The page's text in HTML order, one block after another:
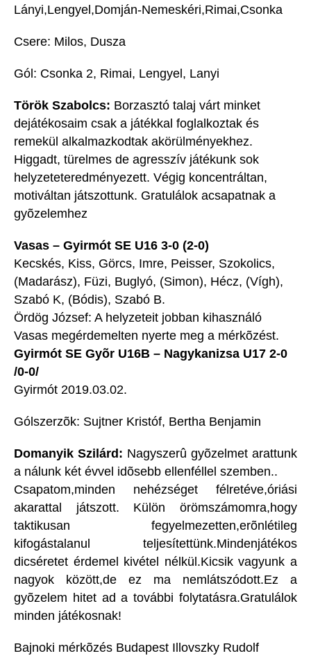
Lányi,Lengyel,Domján-Nemeskéri,Rimai,Csonka
Csere: Milos, Dusza
Gól: Csonka 2, Rimai, Lengyel, Lanyi
Török Szabolcs: Borzasztó talaj várt minket
dejátékosaim csak a játékkal foglalkoztak és
remekül alkalmazkodtak akörülményekhez.
Higgadt, türelmes de agresszív játékunk sok
helyzeteteredményezett. Végig koncentráltan,
motiváltan játszottunk. Gratulálok acsapatnak a
gyõzelemhez
Vasas – Gyirmót SE U16 3-0 (2-0)
Kecskés, Kiss, Görcs, Imre, Peisser, Szokolics,
(Madarász), Füzi, Buglyó, (Simon), Hécz, (Vígh),
Szabó K, (Bódis), Szabó B.
Ördög József: A helyzeteit jobban kihasználó
Vasas megérdemelten nyerte meg a mérkõzést.
Gyirmót SE Gyõr U16B – Nagykanizsa U17 2-0
/0-0/
Gyirmót 2019.03.02.
Gólszerzõk: Sujtner Kristóf, Bertha Benjamin
Domanyik Szilárd: Nagyszerû gyõzelmet arattunk
a nálunk két évvel idõsebb ellenféllel szemben..
Csapatom,minden nehézséget félretéve,óriási
akarattal játszott. Külön örömszámomra,hogy
taktikusan fegyelmezetten,erõnlétileg
kifogástalanul teljesítettünk.Mindenjátékos
dicséretet érdemel kivétel nélkül.Kicsik vagyunk a
nagyok között,de ez ma nemlátszódott.Ez a
gyõzelem hitet ad a további folytatásra.Gratulálok
minden játékosnak!
Bajnoki mérkõzés Budapest Illovszky Rudolf